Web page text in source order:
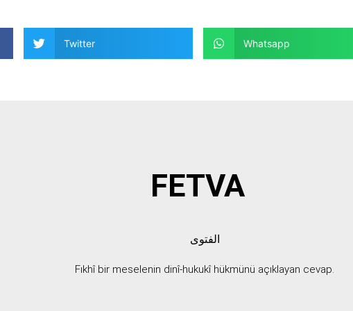
Twitter Whatsapp
FETVA
الفتوى
Fıkhî bir meselenin dinî-hukukî hükmünü açıklayan cevap.